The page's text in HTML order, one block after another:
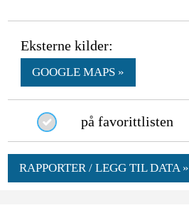
Eksterne kilder:
GOOGLE MAPS »
på favorittlisten
RAPPORTER / LEGG TIL DATA »